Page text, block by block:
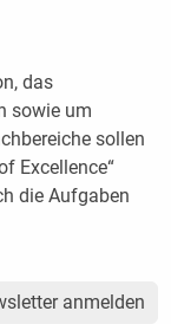
das
sowie um
sollen
Excellence“
die Aufgaben
anmelden